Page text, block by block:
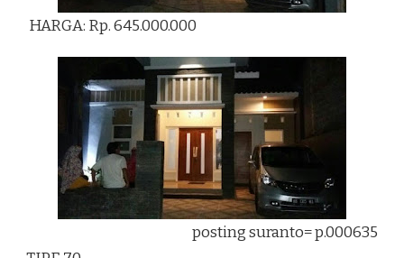
HARGA: Rp. 645.000.000
posting suranto= p.000635